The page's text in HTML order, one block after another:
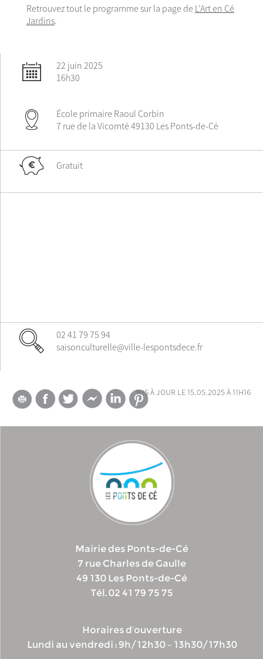
Retrouvez tout le programme sur la page de L’Art en Cé
Jardins.
22 juin 2025
16h30
École primaire Raoul Corbin
7 rue de la Vicomté 49130 Les Ponts-de-Cé
Gratuit
02 41 79 75 94
saisonculturelle@ville-lespontsdece.fr
mis à jour le 15.05.2025 à 11h16
Mairie des Ponts-de-Cé
7 rue Charles de Gaulle
49 130 Les Ponts-de-Cé
Tél. 02 41 79 75 75
Horaires d’ouverture
Lundi au vendredi : 9h/12h30 – 13h30/17h30